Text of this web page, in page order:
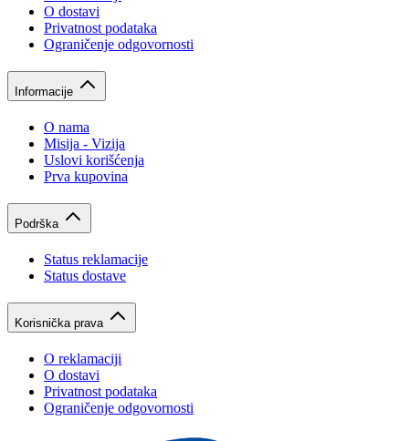
O dostavi
Privatnost podataka
Ograničenje odgovornosti
Informacije
O nama
Misija - Vizija
Uslovi korišćenja
Prva kupovina
Podrška
Status reklamacije
Status dostave
Korisnička prava
O reklamaciji
O dostavi
Privatnost podataka
Ograničenje odgovornosti